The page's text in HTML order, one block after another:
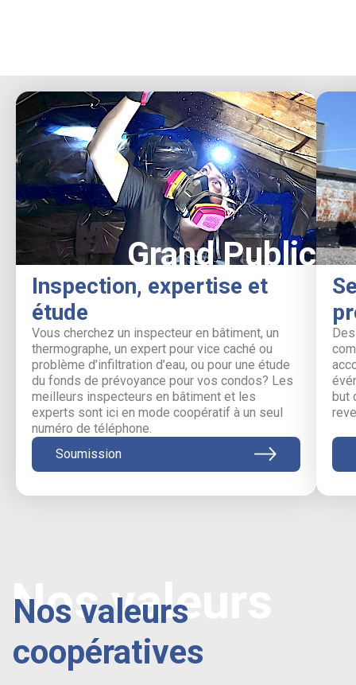
Grand Public
Inspection, expertise et
étude
Vous cherchez un inspecteur en bâtiment, un
thermographe, un expert pour vice caché ou
problème d’infiltration d’eau, ou pour une étude
du fonds de prévoyance pour vos condos? Les
meilleurs inspecteurs en bâtiment et les
experts sont ici en mode coopératif à un seul
numéro de téléphone.
Soumission
but
Nos valeurs
coopératives
Nos valeurs